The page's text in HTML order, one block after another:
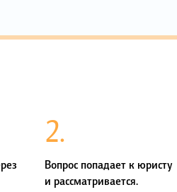
2.
Вопрос попадает к юристу
и рассматривается.